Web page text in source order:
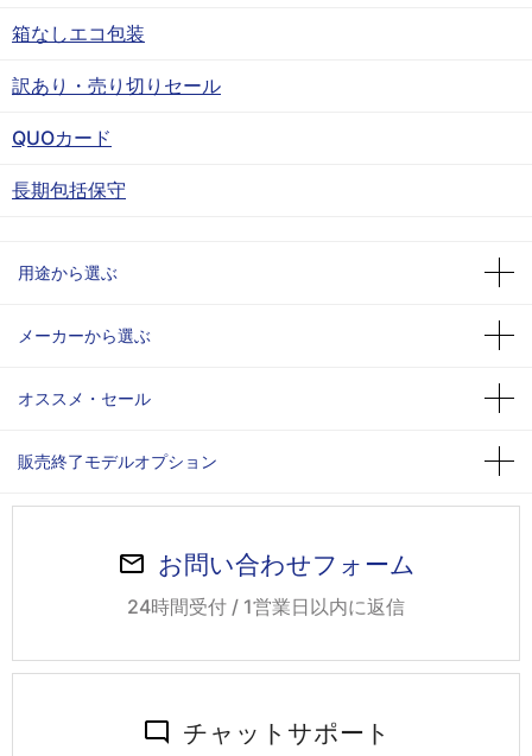
箱なしエコ包装
訳あり・売り切りセール
QUOカード
長期包括保守
用途から選ぶ
メーカーから選ぶ
オススメ・セール
販売終了モデルオプション
お問い合わせフォーム
24時間受付 / 1営業日以内に返信
チャットサポート